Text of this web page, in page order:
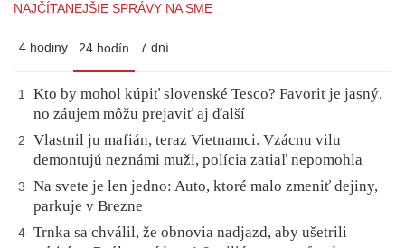
NAJČÍTANEJŠIE SPRÁVY NA SME
4 hodiny 24 hodín 7 dní
1
Kto by mohol kúpiť slovenské Tesco? Favorit je jasný,
no záujem môžu prejaviť aj ďalší
2
Vlastnil ju mafián, teraz Vietnamci. Vzácnu vilu
demontujú neznámi muži, polícia zatiaľ nepomohla
3
Na svete je len jedno: Auto, ktoré malo zmeniť dejiny,
parkuje v Brezne
4 Trnka sa chválil, že obnovia nadjazd, aby ušetrili